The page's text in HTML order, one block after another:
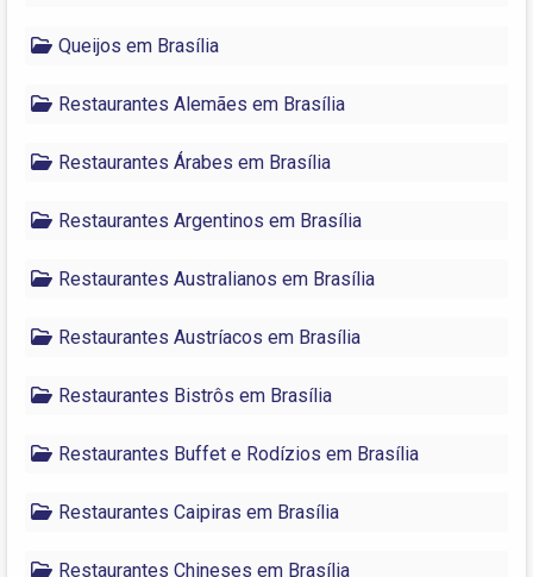
Queijos em Brasília
Restaurantes Alemães em Brasília
Restaurantes Árabes em Brasília
Restaurantes Argentinos em Brasília
Restaurantes Australianos em Brasília
Restaurantes Austríacos em Brasília
Restaurantes Bistrôs em Brasília
Restaurantes Buffet e Rodízios em Brasília
Restaurantes Caipiras em Brasília
Restaurantes Chineses em Brasília